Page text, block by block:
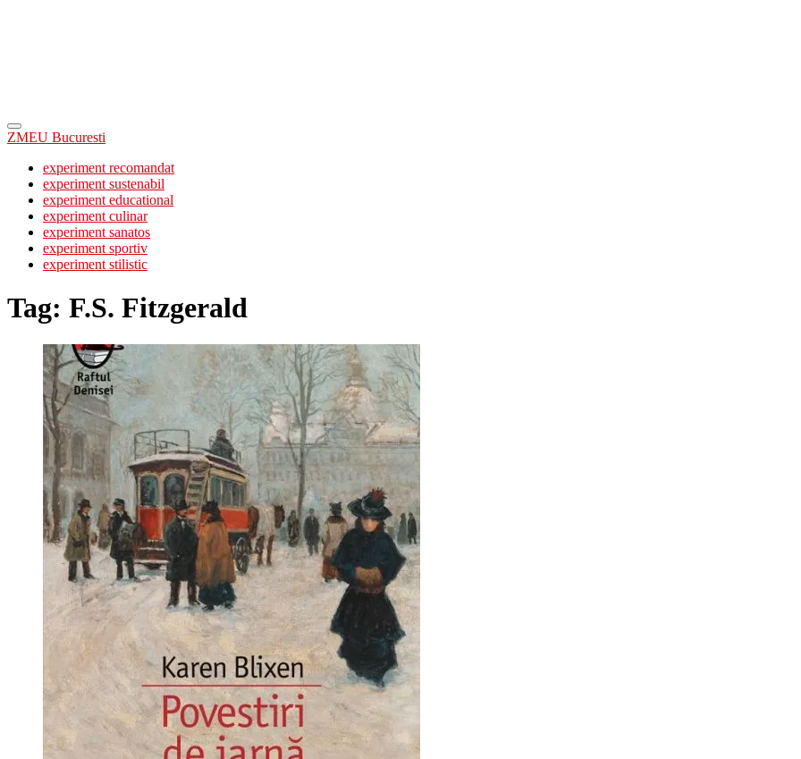
ZMEU Bucuresti
experiment recomandat
experiment sustenabil
experiment educational
experiment culinar
experiment sanatos
experiment sportiv
experiment stilistic
Tag: F.S. Fitzgerald